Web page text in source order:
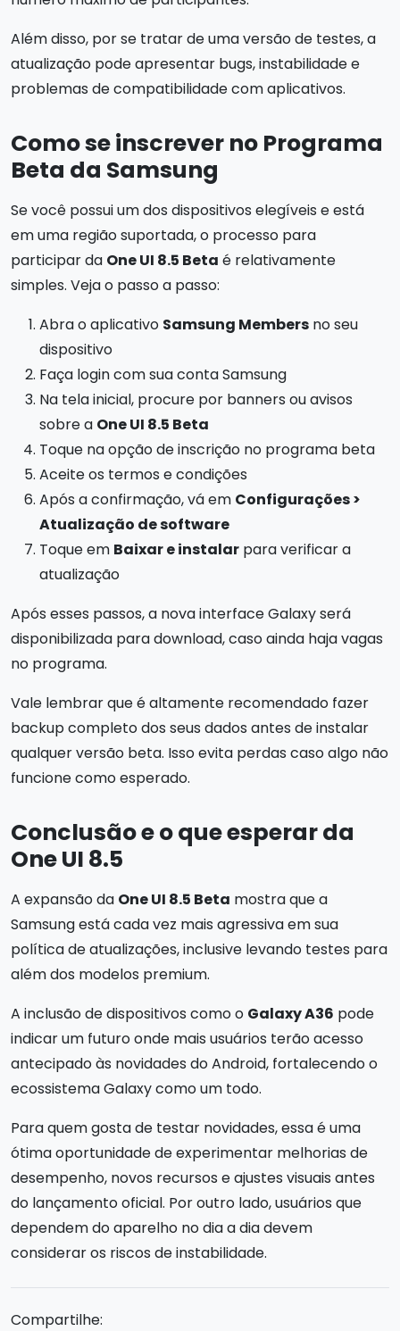
Além disso, por se tratar de uma versão de testes, a
atualização pode apresentar bugs, instabilidade e
problemas de compatibilidade com aplicativos.
Como se inscrever no Programa
Beta da Samsung
Se você possui um dos dispositivos elegíveis e está
em uma região suportada, o processo para
participar da One UI 8.5 Beta é relativamente
simples. Veja o passo a passo:
Abra o aplicativo Samsung Members no seu
dispositivo
Faça login com sua conta Samsung
Na tela inicial, procure por banners ou avisos
sobre a One UI 8.5 Beta
Toque na opção de inscrição no programa beta
Aceite os termos e condições
Após a confirmação, vá em Configurações >
Atualização de software
Toque em Baixar e instalar para verificar a
atualização
Após esses passos, a nova interface Galaxy será
disponibilizada para download, caso ainda haja vagas
no programa.
Vale lembrar que é altamente recomendado fazer
backup completo dos seus dados antes de instalar
qualquer versão beta. Isso evita perdas caso algo não
funcione como esperado.
Conclusão e o que esperar da
One UI 8.5
A expansão da One UI 8.5 Beta mostra que a
Samsung está cada vez mais agressiva em sua
política de atualizações, inclusive levando testes para
além dos modelos premium.
A inclusão de dispositivos como o Galaxy A36 pode
indicar um futuro onde mais usuários terão acesso
antecipado às novidades do Android, fortalecendo o
ecossistema Galaxy como um todo.
Para quem gosta de testar novidades, essa é uma
ótima oportunidade de experimentar melhorias de
desempenho, novos recursos e ajustes visuais antes
do lançamento oficial. Por outro lado, usuários que
dependem do aparelho no dia a dia devem
considerar os riscos de instabilidade.
Compartilhe: